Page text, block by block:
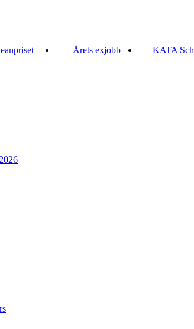
Årets exjobb KATA